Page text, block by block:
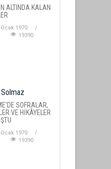
ALTINDA KALAN
Ocak 1970
19390
SOFRALAR,
VE HİKÂYELER
Ocak 1970
19390